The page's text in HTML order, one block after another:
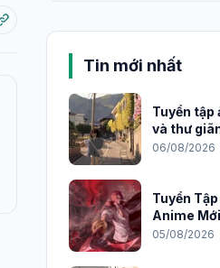
Tin mới nhất
Tuyển tập
và thư
2026
06/08/2026
Tuyển
Anime
Tính 2026
05/08/2026